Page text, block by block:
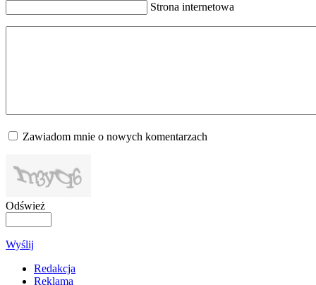
Strona internetowa
Zawiadom mnie o nowych komentarzach
Odśwież
Wyślij
Redakcja
Reklama